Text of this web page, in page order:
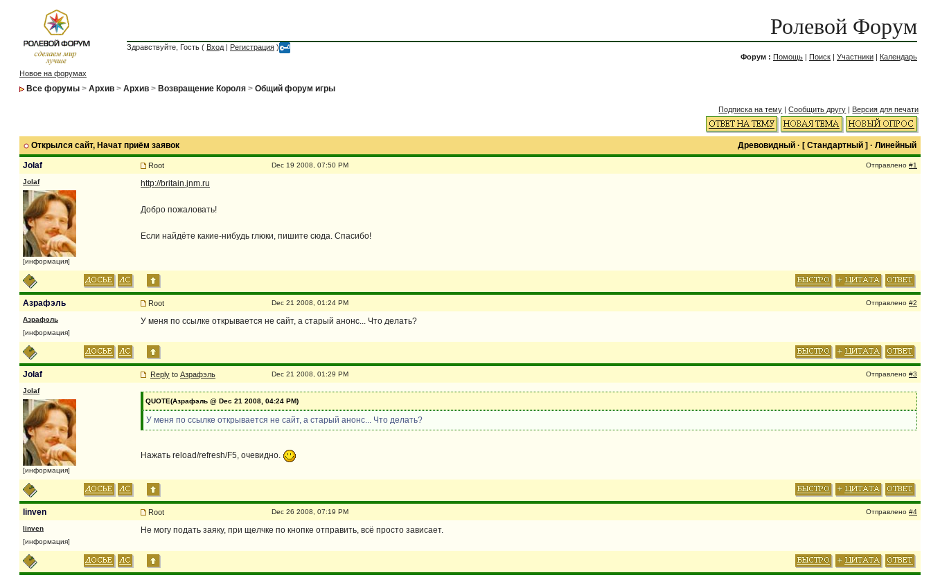
Ролевой Форум
Здравствуйте, Гость ( Вход | Регистрация )
Форум : Помощь | Поиск | Участники | Календарь
Новое на форумах
Все форумы > Архив > Архив > Возвращение Короля > Общий форум игры
Подписка на тему |Сообщить другу | Версия для печати
Древовидный · [Стандартный ] ·Линейный
Открылся сайт, Начат приём заявок
Jolaf Root Dec 19 2008, 07:50 PM Отправлено #1
Jolaf
[информация]
http://britain.jnm.ru
Добро пожаловать!
Если найдёте какие-нибудь глюки, пишите сюда. Спасибо!
Азрафэль Root Dec 21 2008, 01:24 PM Отправлено #2
Азрафэль
[информация]
У меня по ссылке открывается не сайт, а старый анонс... Что делать?
Jolaf Reply to Азрафэль Dec 21 2008, 01:29 PM Отправлено #3
Jolaf
[информация]
QUOTE(Азрафэль @ Dec 21 2008, 04:24 PM)
У меня по ссылке открывается не сайт, а старый анонс... Что делать?
Нажать reload/refresh/F5, очевидно.
linven Root Dec 26 2008, 07:19 PM Отправлено #4
linven
[информация]
Не могу подать заяку, при щелчке по кнопке отправить, всё просто зависает.